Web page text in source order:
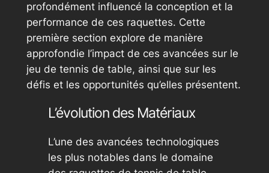
profondément influencé la conception et la
performance de ces raquettes. Cette
première section explore de manière
approfondie l’impact de ces avancées sur le
jeu de tennis de table, ainsi que sur les
défis et les opportunités qu’elles présentent.
L’évolution des Matériaux
L’une des avancées technologiques
les plus notables dans le domaine